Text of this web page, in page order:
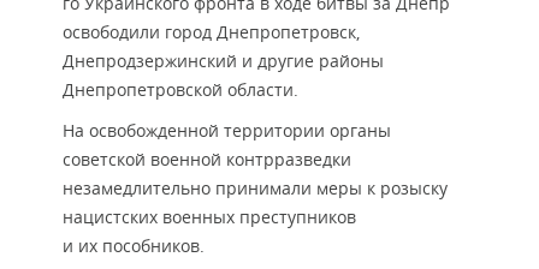
освободили город Днепропетровск,
Днепродзержинский и другие районы
Днепропетровской области.
На освобожденной территории органы
советской военной контрразведки
незамедлительно принимали меры к розыску
нацистских военных преступников
и их пособников.